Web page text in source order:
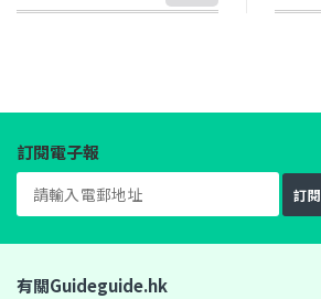
訂閱電子報
訂閱
有關Guideguide.hk